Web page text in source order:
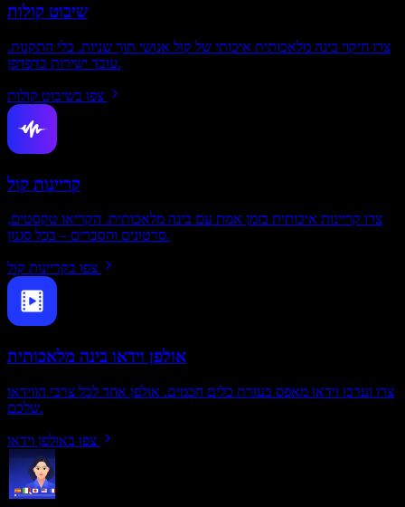
שיבוט קולות
צרו חיקוי בינה מלאכותית איכותי של קול אנושי תוך שניות. בלי התקנות.
עובד ישירות בדפדפן.
צפו בשיבוט קולות
קריינות קול
צרו קריינות איכותית בזמן אמת עם בינה מלאכותית. הקריאו טקסטים,
סרטונים והסברים – בכל סגנון.
צפו בקריינות קול
אולפן וידאו בינה מלאכותית
צרו וערכו וידאו מאפס בעזרת כלים חכמים. אולפן אחד לכל צרכי הווידאו
שלכם.
צפו באולפן וידאו